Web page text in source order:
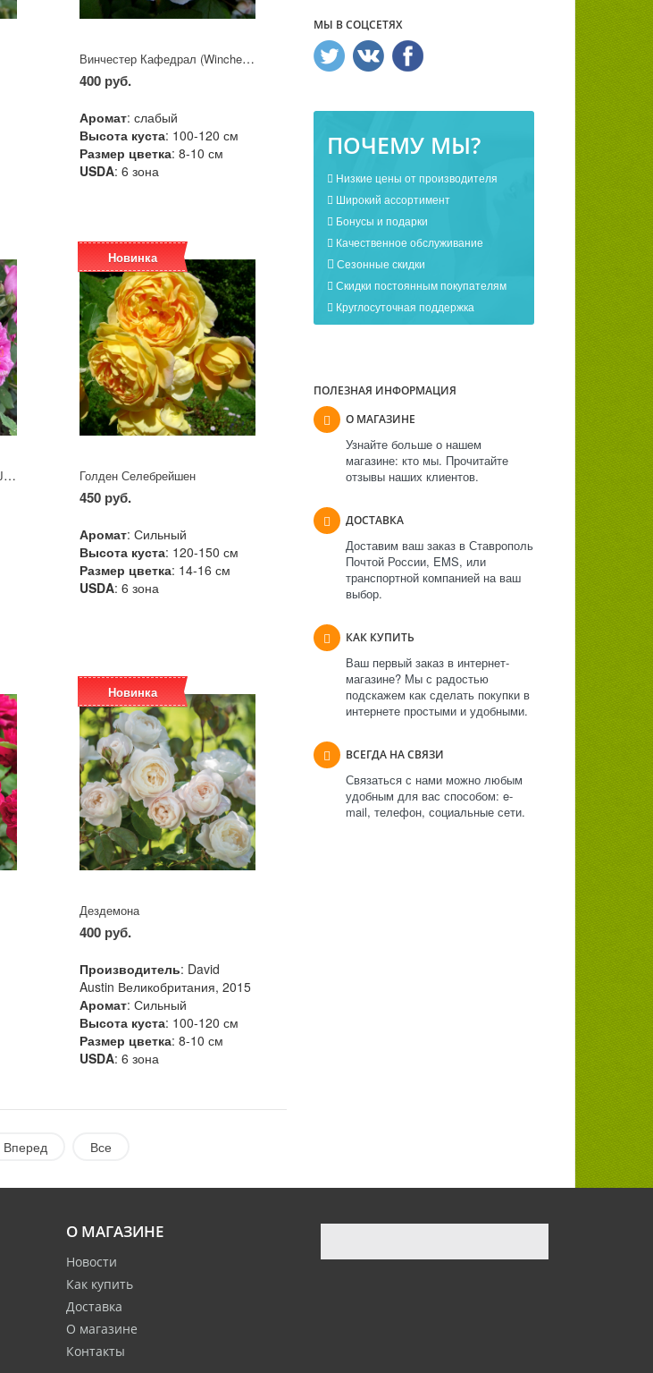
МЫ В СОЦСЕТЯХ
ПОЧЕМУ МЫ?
Низкие цены от производителя
Широкий ассортимент
Бонусы и подарки
Качественное обслуживание
Сезонные скидки
Скидки постоянным покупателям
Круглосуточная поддержка
ПОЛЕЗНАЯ ИНФОРМАЦИЯ
О МАГАЗИНЕ
Узнайте больше о нашем
магазине: кто мы. Прочитайте
отзывы наших клиентов.
ДОСТАВКА
Доставим ваш заказ в Ставрополь
Почтой России, EMS, или
транспортной компанией на ваш
выбор.
КАК КУПИТЬ
Ваш первый заказ в интернет-
магазине? Мы с радостью
подскажем как сделать покупки в
интернете простыми и удобными.
ВСЕГДА НА СВЯЗИ
Связаться с нами можно любым
удобным для вас способом: e-
mail, телефон, социальные сети.
Винчестер Кафедрал (Winchester Cathedral)
400 руб.
Аромат: слабый
Высота куста: 100-120 см
Размер цветка: 8-10 см
USDA: 6 зона
Гертруда Джекилл (Gertrude Jekyll)
Новинка
Голден Селебрейшен
450 руб.
Аромат: Сильный
Высота куста: 120-150 см
Размер цветка: 14-16 см
USDA: 6 зона
Новинка
Дездемона
400 руб.
Производитель: David
Austin Великобритания, 2015
Аромат: Сильный
Высота куста: 100-120 см
Размер цветка: 8-10 см
USDA: 6 зона
Вперед Все
О МАГАЗИНЕ
Новости
Как купить
Доставка
О магазине
Контакты